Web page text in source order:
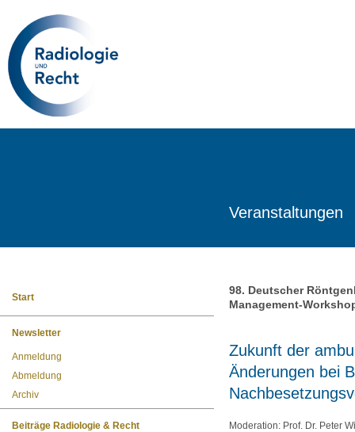
Start
Newsletter
Anmeldung
Abmeldung
Archiv
Beiträge Radiologie & Recht
Veranstaltungen
98. Deutscher
Management-
Zukunft der
Änderungen bei
Moderation: Prof. Dr. Peter